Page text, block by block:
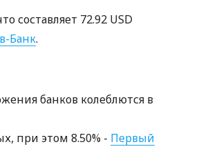
составляет 72.92 USD
Банк.
банков колеблются в
при этом 8.50% - Первый